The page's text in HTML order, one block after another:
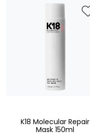
K18 Molecular Repair
Mask 150ml